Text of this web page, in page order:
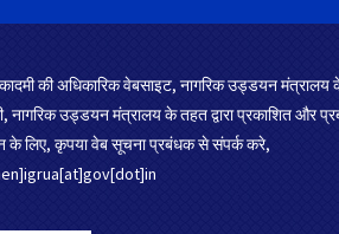
अकादमी की अधिकारिक वेबसाइट, नागरिक उड्डयन
नागरिक उड्डयन मंत्रालय के तहत द्वारा प्रकाशित और
के लिए, कृपया वेब सूचना प्रबंधक से संपर्क करे,